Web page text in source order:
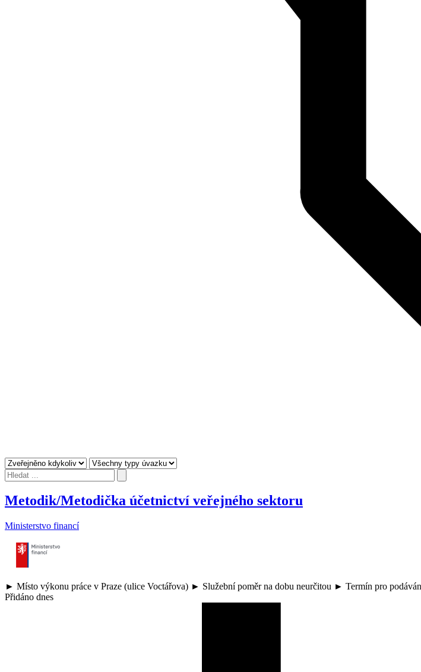
Metodik/Metodička účetnictví veřejného sektoru
Ministerstvo financí
► Místo výkonu práce v Praze (ulice Voctářova) ► Služební poměr na dobu neurčitou ► Termín pro
Přidáno dnes